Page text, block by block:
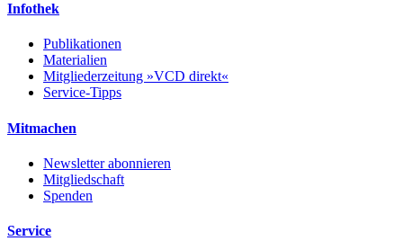
Infothek
Publikationen
Materialien
Mitgliederzeitung »VCD direkt«
Service-Tipps
Mitmachen
Newsletter abonnieren
Mitgliedschaft
Spenden
Service